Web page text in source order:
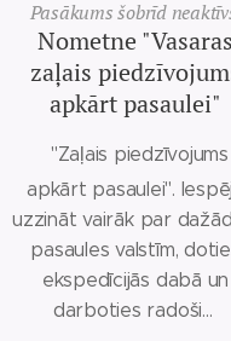
Pasākums šobrīd
Nometne "Vasaras
zaļais
apkārt pasaulei"
"Zaļais piedzīvojums
apkārt pasaulei".
uzzināt vairāk par
pasaules valstīm,
ekspedīcijās dabā un
darboties radoši...